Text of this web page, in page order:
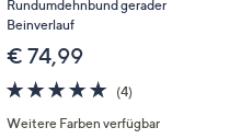
Rundumdehnbund gerader
Beinverlauf
€ 74,99
5.0
von
5
(4)4
Weitere Farben verfügbar